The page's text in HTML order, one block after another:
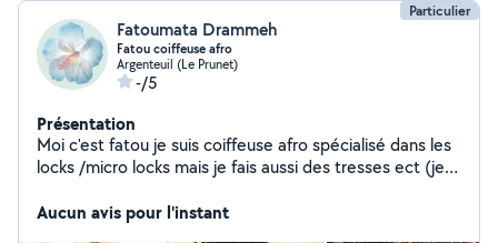
Particulier
Fatoumata Drammeh
Fatou coiffeuse afro
Argenteuil (Le Prunet)
-/5
Présentation
Moi c'est fatou je suis coiffeuse afro spécialisé dans les
locks /micro locks mais je fais aussi des tresses ect (je
Aucun avis pour l'instant